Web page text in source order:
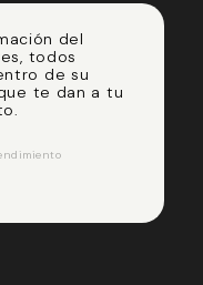
del
todos
de su
te dan a tu